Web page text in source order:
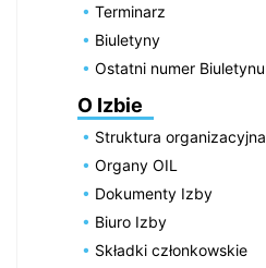
Terminarz
Biuletyny
Ostatni numer Biuletynu
O Izbie
Struktura organizacyjna
Organy OIL
Dokumenty Izby
Biuro Izby
Składki członkowskie